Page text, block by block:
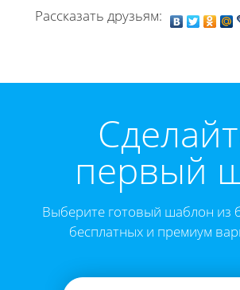
Рассказать друзьям:
первый
Выберите готовый шаблон из
бесплатных и премиум